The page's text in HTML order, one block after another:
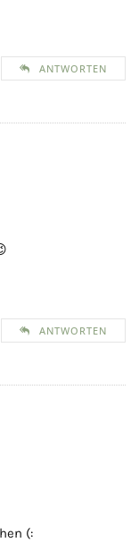
ANTWORTEN
ANTWORTEN
(: